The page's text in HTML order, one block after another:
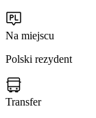
Na miejscu
Polski rezydent
Transfer